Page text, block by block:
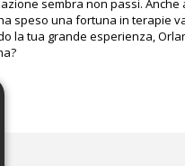
sembra non passi.
speso una fortuna in terapie
la tua grande esperienza,